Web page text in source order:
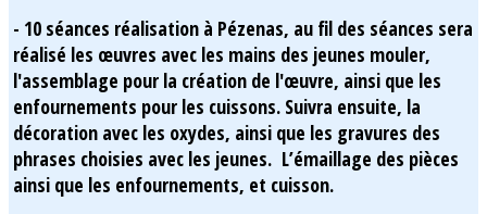
- 10 séances réalisation à Pézenas, au fil des séances sera
réalisé les œuvres avec les mains des jeunes mouler,
l'assemblage pour la création de l'œuvre, ainsi que les
enfournements pour les cuissons. Suivra ensuite, la
décoration avec les oxydes, ainsi que les gravures des
phrases choisies avec les jeunes. L’émaillage des pièces
ainsi que les enfournements, et cuisson.